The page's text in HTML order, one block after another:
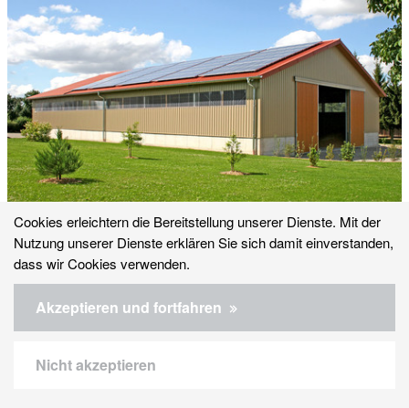
Getreide- und Düngerlager
Cookies erleichtern die Bereitstellung unserer Dienste. Mit der
Nutzung unserer Dienste erklären Sie sich damit einverstanden,
dass wir Cookies verwenden.
Akzeptieren und fortfahren
Nicht akzeptieren